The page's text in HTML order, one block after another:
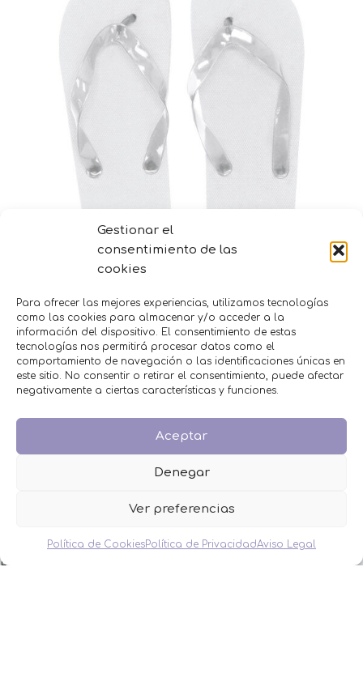
Gestionar el
consentimiento de las
cookies
Para ofrecer las mejores experiencias, utilizamos tecnologías
como las cookies para almacenar y/o acceder a la
información del dispositivo. El consentimiento de estas
tecnologías nos permitirá procesar datos como el
comportamiento de navegación o las identificaciones únicas en
este sitio. No consentir o retirar el consentimiento, puede afectar
negativamente a ciertas características y funciones.
Aceptar
Denegar
Ver preferencias
Política de CookiesPolítica de PrivacidadAviso Legal
Chanclas para invitados colores
Selecciona opciones
MENÚ
BAUTIZO
BODA